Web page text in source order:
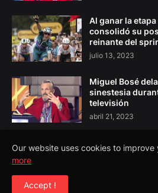
Al ganar la
consolidó su
reinante del
julio 13, 2023
Miguel Bosé
sinestesia
televisión
abril 21, 2023
Copyright ©
Our website uses cookies to improve
more
Accept !